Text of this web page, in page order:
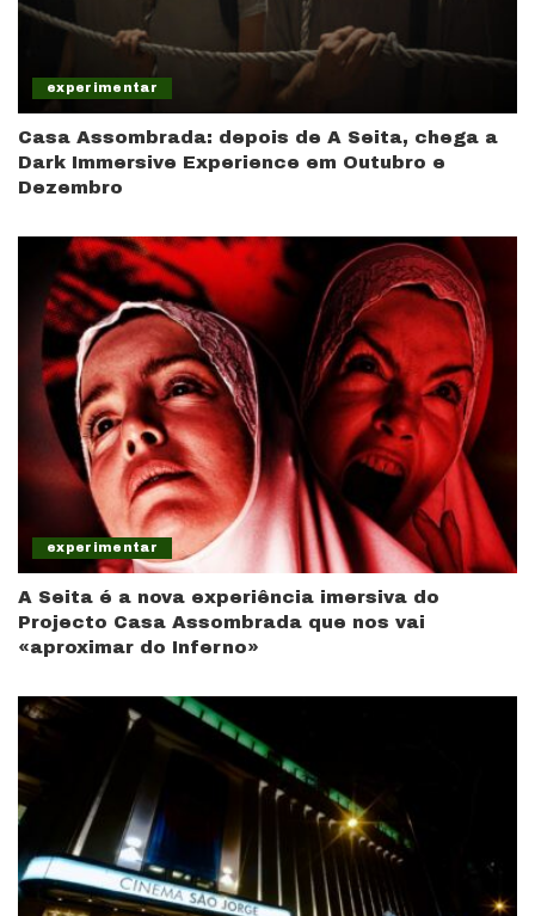
experimentar
Casa Assombrada: depois de A Seita, chega a
Dark Immersive Experience em Outubro e
Dezembro
experimentar
A Seita é a nova experiência imersiva do
Projecto Casa Assombrada que nos vai
«aproximar do Inferno»